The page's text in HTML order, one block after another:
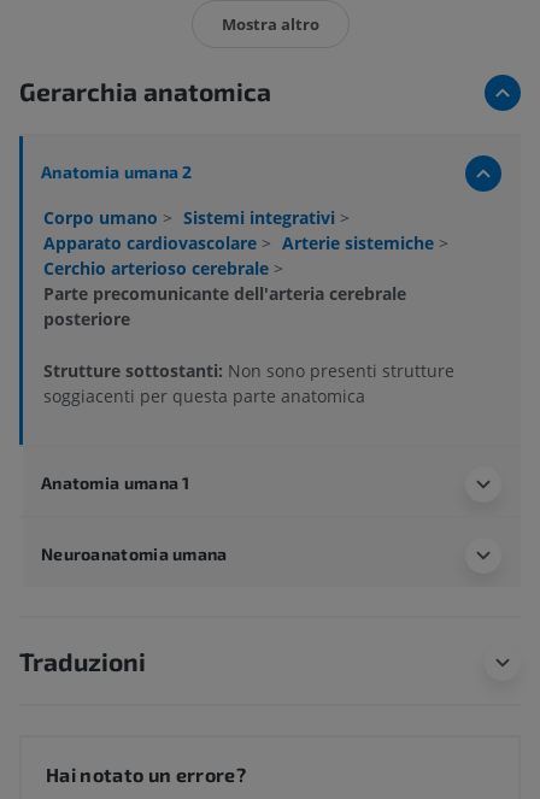
Mostra altro
Gerarchia anatomica
Anatomia umana 2
Corpo umano > Sistemi integrativi >
Apparato cardiovascolare > Arterie sistemiche >
Cerchio arterioso cerebrale >
Parte precomunicante dell'arteria cerebrale
posteriore
Strutture sottostanti: Non sono presenti strutture
soggiacenti per questa parte anatomica
Anatomia umana 1
Neuroanatomia umana
Traduzioni
Hai notato un errore?